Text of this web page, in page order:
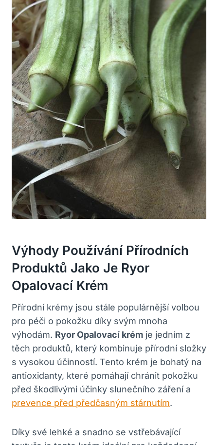
Výhody Používání Přírodních
Produktů Jako Je Ryor
Opalovací Krém
Přírodní krémy jsou stále populárnější volbou
pro péči o pokožku díky svým mnoha
výhodám. Ryor Opalovací krém je jedním z
těch produktů, který kombinuje přírodní složky
s vysokou účinností. Tento krém je bohatý na
antioxidanty, které pomáhají chránit pokožku
před škodlivými účinky slunečního záření a
prevence před předčasným stárnutím.
Díky své lehké a snadno se vstřebávající